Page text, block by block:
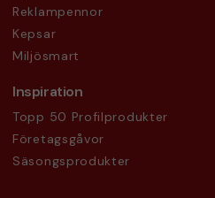
Reklampennor
Kepsar
Miljösmart
Inspiration
Topp 50 Profilprodukter
Företagsgåvor
Säsongsprodukter